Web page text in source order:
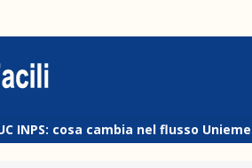
INPS: cosa cambia nel flusso